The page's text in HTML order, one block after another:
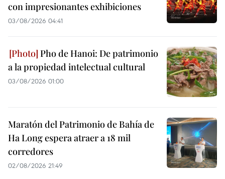
con impresionantes exhibiciones
03/08/2026 04:41
Pho de Hanoi: De patrimonio
a la propiedad intelectual cultural
03/08/2026 01:00
Maratón del Patrimonio de Bahía de
Ha Long espera atraer a 18 mil
corredores
02/08/2026 21:49